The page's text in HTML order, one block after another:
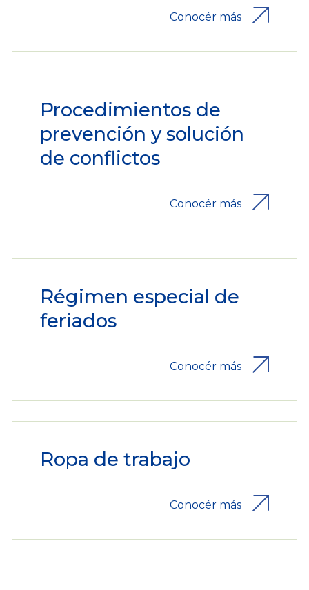
Conocér más
Procedimientos de
prevención y solución
de conflictos
Conocér más
Régimen especial de
feriados
Conocér más
Ropa de trabajo
Conocér más